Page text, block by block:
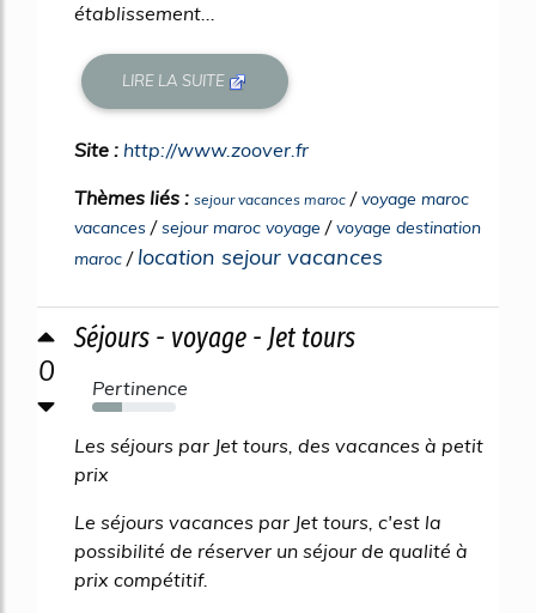
établissement...
LIRE LA SUITE
Site : http://www.zoover.fr
Thèmes liés : sejour vacances maroc /voyage maroc
vacances /sejour maroc voyage /voyage destination
maroc / location sejour vacances
0
Séjours - voyage - Jet tours
Pertinence
36%
Les séjours par Jet tours, des vacances à petit
prix
Le séjours vacances par Jet tours, c'est la
possibilité de réserver un séjour de qualité à
prix compétitif.